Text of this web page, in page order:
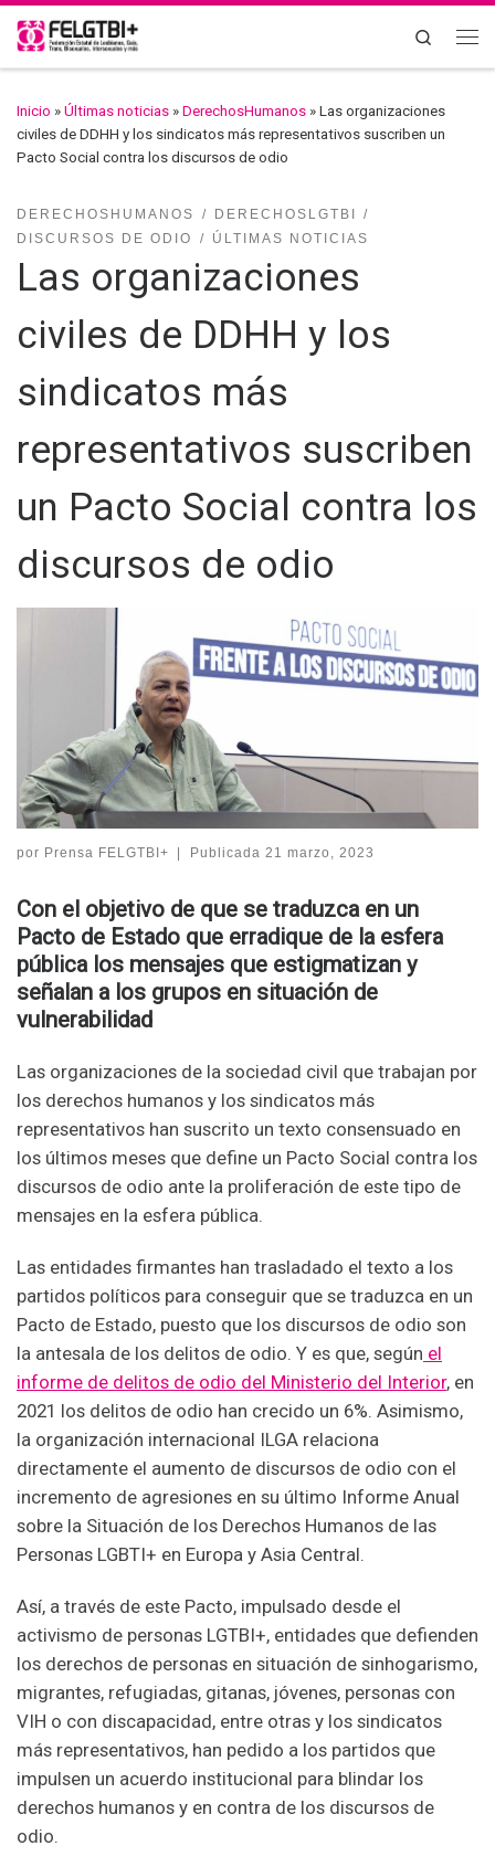
Saltar al contenido Search
Inicio » Últimas noticias » DerechosHumanos » Las organizaciones
civiles de DDHH y los sindicatos más representativos suscriben un
Pacto Social contra los discursos de odio
DERECHOSHUMANOS
DERECHOSLGTBI
DISCURSOS DE ODIO
ÚLTIMAS NOTICIAS
Las organizaciones
civiles de DDHH y los
sindicatos más
representativos suscriben
un Pacto Social contra los
discursos de odio
por Prensa FELGTBI+ Publicada 21 marzo, 2023
Con el objetivo de que se traduzca en un
Pacto de Estado que erradique de la esfera
pública los mensajes que estigmatizan y
señalan a los grupos en situación de
vulnerabilidad
Las organizaciones de la sociedad civil que trabajan por
los derechos humanos y los sindicatos más
representativos han suscrito un texto consensuado en
los últimos meses que define un Pacto Social contra los
discursos de odio ante la proliferación de este tipo de
mensajes en la esfera pública.
Las entidades firmantes han trasladado el texto a los
partidos políticos para conseguir que se traduzca en un
Pacto de Estado, puesto que los discursos de odio son
la antesala de los delitos de odio. Y es que, según el
informe de delitos de odio del Ministerio del Interior, en
2021 los delitos de odio han crecido un 6%. Asimismo,
la organización internacional ILGA relaciona
directamente el aumento de discursos de odio con el
incremento de agresiones en su último Informe Anual
sobre la Situación de los Derechos Humanos de las
Personas LGBTI+ en Europa y Asia Central.
Así, a través de este Pacto, impulsado desde el
activismo de personas LGTBI+, entidades que defienden
los derechos de personas en situación de sinhogarismo,
migrantes, refugiadas, gitanas, jóvenes, personas con
VIH o con discapacidad, entre otras y los sindicatos
más representativos, han pedido a los partidos que
impulsen un acuerdo institucional para blindar los
derechos humanos y en contra de los discursos de
odio.